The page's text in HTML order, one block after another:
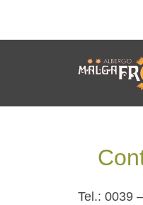
Tel.: 0039